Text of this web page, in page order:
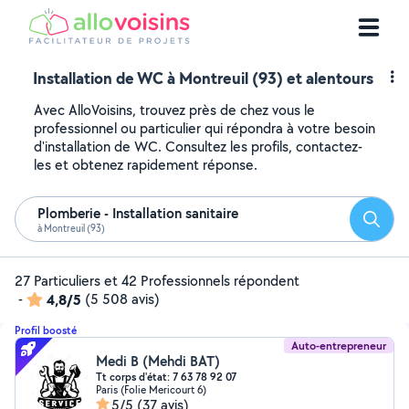
Installation de WC à Montreuil (93) et alentours
Avec AlloVoisins, trouvez près de chez vous le
professionnel ou particulier qui répondra à votre besoin
d'installation de WC. Consultez les profils, contactez-
les et obtenez rapidement réponse.
Plomberie - Installation sanitaire
à Montreuil (93)
27 Particuliers et 42 Professionnels répondent
-
4,8/5 (5 508 avis)
Profil boosté
Auto-entrepreneur
Medi B (Mehdi BAT)
Tt corps d'état: 7 63 78 92 07
Paris (Folie Mericourt 6)
5/5 (37 avis)